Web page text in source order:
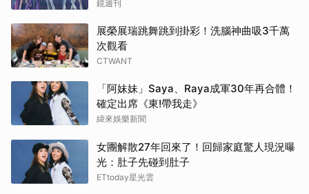
鏡週刊
展榮展瑞跳舞跳到掛彩！洗腦神曲吸3千萬
次觀看
CTWANT
「阿妹妹」Saya、Raya成軍30年再合體！
確定出席《東!帶我走》
緯來娛樂新聞
女團解散27年回來了！回歸家庭驚人現況曝
光：肚子先碰到肚子
ETtoday星光雲